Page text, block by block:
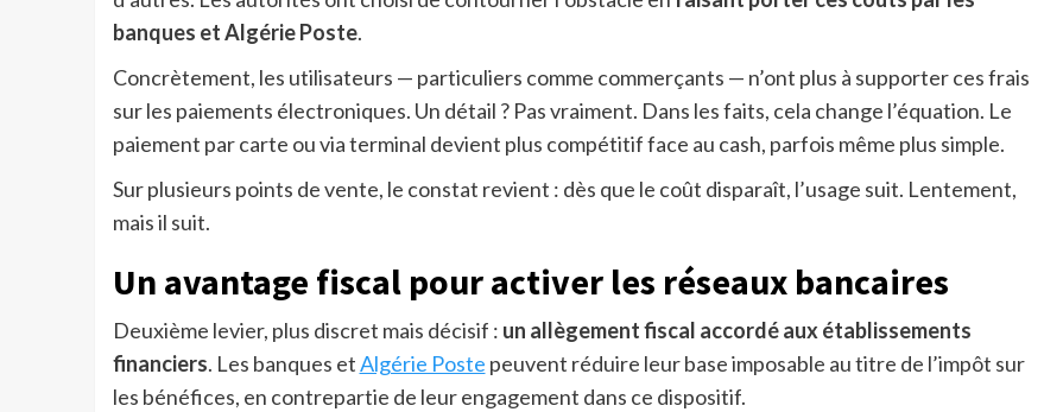
banques et Algérie Poste.
Concrètement, les utilisateurs — particuliers comme commerçants — n’ont plus à supporter ces frais
sur les paiements électroniques. Un détail ? Pas vraiment. Dans les faits, cela change l’équation. Le
paiement par carte ou via terminal devient plus compétitif face au cash, parfois même plus simple.
Sur plusieurs points de vente, le constat revient : dès que le coût disparaît, l’usage suit. Lentement,
mais il suit.
Un avantage fiscal pour activer les réseaux bancaires
Deuxième levier, plus discret mais décisif : un allègement fiscal accordé aux établissements
financiers. Les banques etAlgérie Poste peuvent réduire leur base imposable au titre de l’impôt sur
les bénéfices, en contrepartie de leur engagement dans ce dispositif.